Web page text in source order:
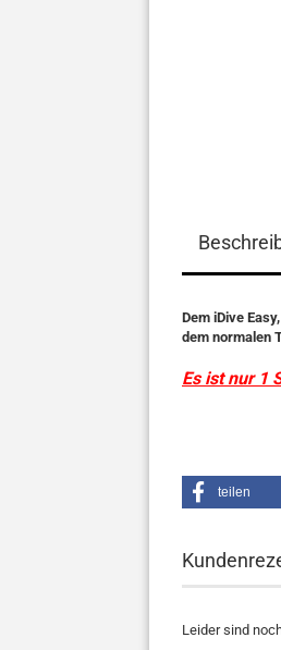
Dem iDive
dem normalen
Es ist nur 1
teilen
Leider sind